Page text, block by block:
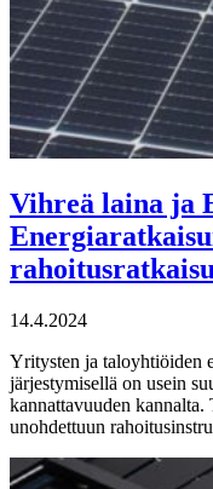
Vihreä laina ja
14.4.2024
Yritysten ja taloyhtiöiden
järjestymisellä on usein
kannattavuuden kannalta.
unohdettuun